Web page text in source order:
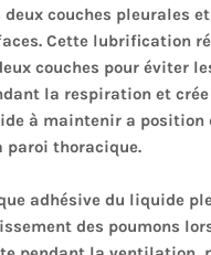
couches pleurales
Cette lubrification
couches pour éviter
la respiration et
à maintenir a position
paroi thoracique.
adhésive du liquide
des poumons